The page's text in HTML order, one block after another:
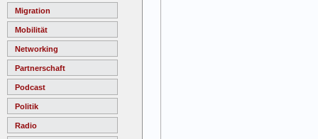
Migration
Mobilität
Networking
Partnerschaft
Podcast
Politik
Radio